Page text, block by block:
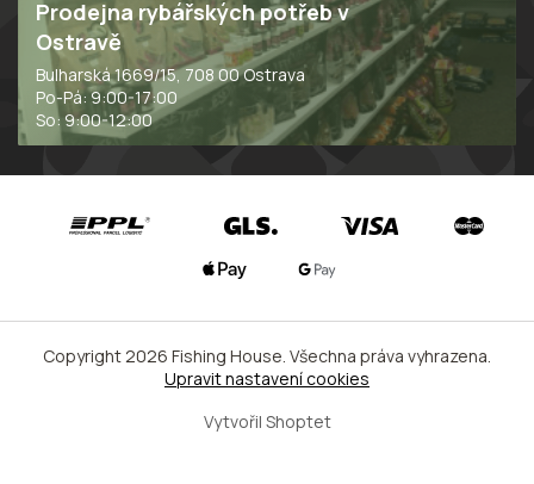
Prodejna rybářských potřeb v
Ostravě
Bulharská 1669/15, 708 00 Ostrava
Po-Pá: 9:00-17:00
So: 9:00-12:00
Vytvořil Shoptet
Copyright 2026 Fishing House . Všechna práva vyhrazena.
Upravit nastavení cookies